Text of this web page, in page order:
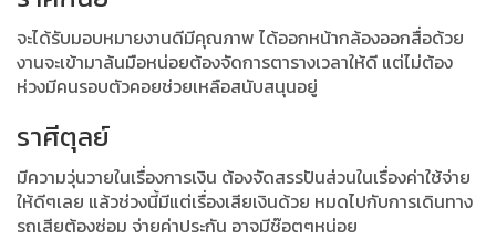
จะได้รับมอบหมายงานดีมีคุณภาพ ได้ออกหน้ากล้องออกสื่อด้วย
งานจะเข้ามาล้นมือหน่อยต้องจัดการตารางเวลาให้ดี แต่ไม่ต้อง
ห่วงมีคนรอบตัวคอยช่วยเหลือสนับสนุนอยู่
ราศีตุลย์
มีความวุ่นวายในเรื่องการเงิน ต้องจัดสรรปันส่วนในเรื่องค่าใช้จ่าย
ให้ดีๆเลย แล้วช่วงนี้มีแต่เรื่องเสียเงินด้วย หมดไปกับการเดินทาง
รถเสียต้องซ่อม จ่ายค่าประกัน อาจมีช๊อตๆหน่อย